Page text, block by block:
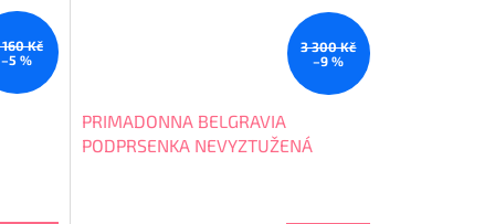
Kč
–5 %
3 300 Kč
–9 %
PRIMADONNA BELGRAVIA
PODPRSENKA NEVYZTUŽENÁ